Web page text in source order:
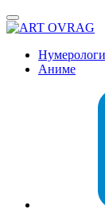
Аниме